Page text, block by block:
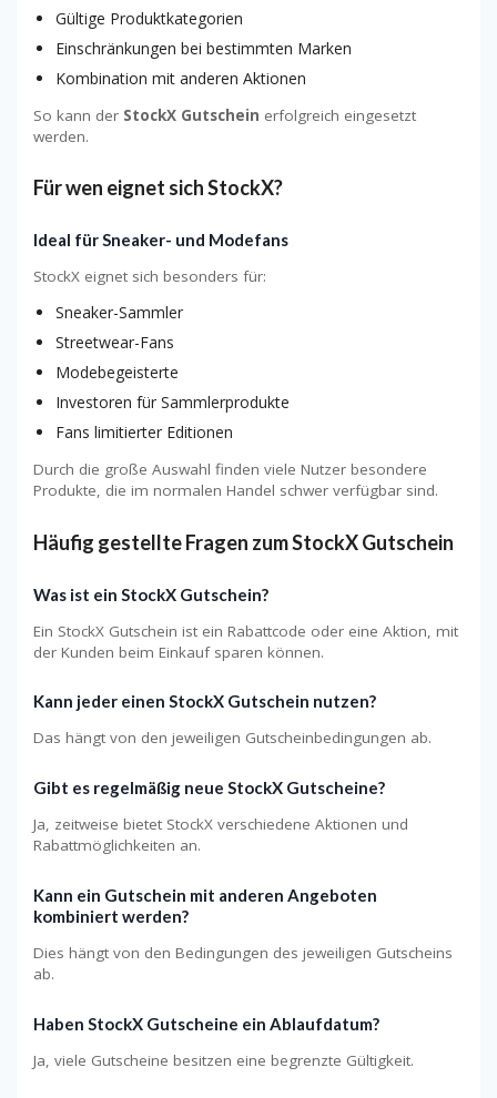
Gültige Produktkategorien
Einschränkungen bei bestimmten Marken
Kombination mit anderen Aktionen
So kann der StockX Gutschein erfolgreich eingesetzt
werden.
Für wen eignet sich StockX?
Ideal für Sneaker- und Modefans
StockX eignet sich besonders für:
Sneaker-Sammler
Streetwear-Fans
Modebegeisterte
Investoren für Sammlerprodukte
Fans limitierter Editionen
Durch die große Auswahl finden viele Nutzer besondere
Produkte, die im normalen Handel schwer verfügbar sind.
Häufig gestellte Fragen zum StockX Gutschein
Was ist ein StockX Gutschein?
Ein StockX Gutschein ist ein Rabattcode oder eine Aktion, mit
der Kunden beim Einkauf sparen können.
Kann jeder einen StockX Gutschein nutzen?
Das hängt von den jeweiligen Gutscheinbedingungen ab.
Gibt es regelmäßig neue StockX Gutscheine?
Ja, zeitweise bietet StockX verschiedene Aktionen und
Rabattmöglichkeiten an.
Kann ein Gutschein mit anderen Angeboten
kombiniert werden?
Dies hängt von den Bedingungen des jeweiligen Gutscheins
ab.
Haben StockX Gutscheine ein Ablaufdatum?
Ja, viele Gutscheine besitzen eine begrenzte Gültigkeit.